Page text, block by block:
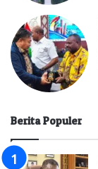
Berita Populer